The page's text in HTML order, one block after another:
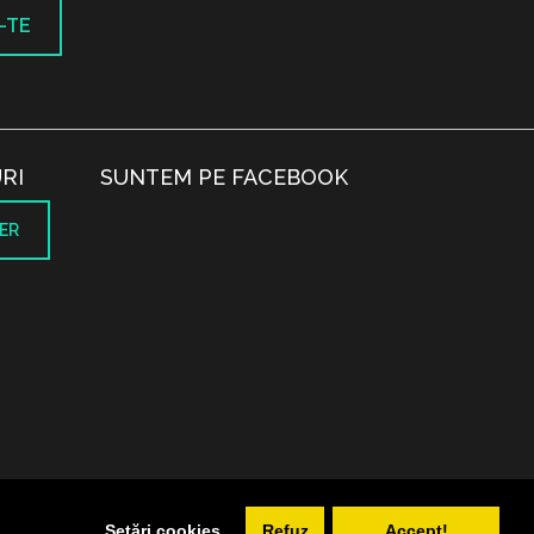
TE
SUNTEM PE FACEBOOK